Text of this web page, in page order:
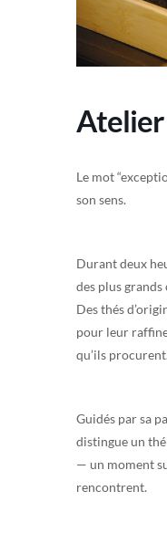
Atelier
Le mot
son sens.
Durant deux
des plus
Des thés
pour leur
qu’ils procurent.
Guidés par sa
distingue un
— un moment
rencontrent.